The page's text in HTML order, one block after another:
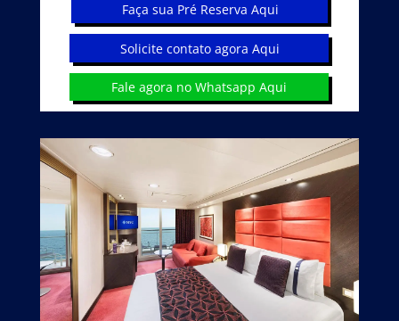
Faça sua Pré Reserva Aqui
Solicite contato agora Aqui
Fale agora no Whatsapp Aqui